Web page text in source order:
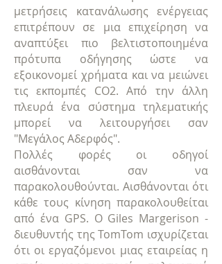
μετρήσεις κατανάλωσης ενέργειας
επιτρέπουν σε μια επιχείρηση να
αναπτύξει πιο βελτιστοποιημένα
πρότυπα οδήγησης ώστε να
εξοικονομεί χρήματα και να μειώνει
τις εκπομπές CO2. Από την άλλη
πλευρά ένα σύστημα τηλεματικής
μπορεί να λειτουργήσει σαν
"Μεγάλος Αδερφός".
Πολλές φορές οι οδηγοί
αισθάνονται σαν να
παρακολουθούνται. Αισθάνονται ότι
κάθε τους κίνηση παρακολουθείται
από ένα GPS. Ο Giles Margerison -
διευθυντής της TomTom ισχυρίζεται
ότι οι εργαζόμενοι μιας εταιρείας η